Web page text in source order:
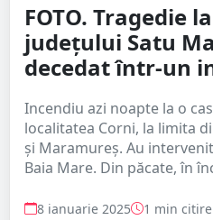
FOTO. Tragedie
județului Satu
decedat într-un
Incendiu azi noapte la o
localitatea Corni, la limita
și Maramureș. Au
Baia Mare. Din păcate, în
8 ianuarie 2025 1 min citire